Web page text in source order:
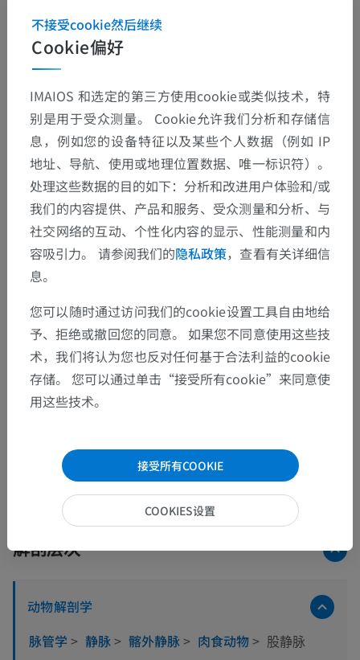
23张图中的15张图
解剖层次
动物解剖学
脉管学 > 静脉> 髂外静脉> 肉食动物> 股静脉
Cookie偏好
不接受cookie然后继续
IMAIOS 和选定的第三方使用cookie或类似技术，特
别是用于受众测量。 Cookie允许我们分析和存储信
息，例如您的设备特征以及某些个人数据（例如 IP
地址、导航、使用或地理位置数据、唯一标识符）。
处理这些数据的目的如下：分析和改进用户体验和/或
我们的内容提供、产品和服务、受众测量和分析、与
社交网络的互动、个性化内容的显示、性能测量和内
容吸引力。 请参阅我们的隐私政策，查看有关详细信
息。
您可以随时通过访问我们的cookie设置工具自由地给
予、拒绝或撤回您的同意。 如果您不同意使用这些技
术，我们将认为您也反对任何基于合法利益的cookie
存储。 您可以通过单击“接受所有cookie”来同意使
用这些技术。
接受所有COOKIE
COOKIES设置